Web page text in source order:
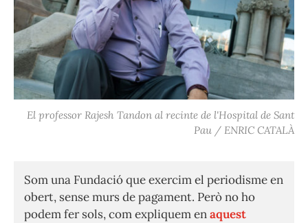
El professor Rajesh Tandon al recinte de l'Hospital de Sant
Pau / ENRIC CATALÀ
Som una Fundació que exercim el periodisme en
obert, sense murs de pagament. Però no ho
podem fer sols, com expliquem enaquest